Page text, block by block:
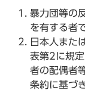
暴力団等の
を有する者
日本人また
表第2に規
者の配偶者
条約に基づ